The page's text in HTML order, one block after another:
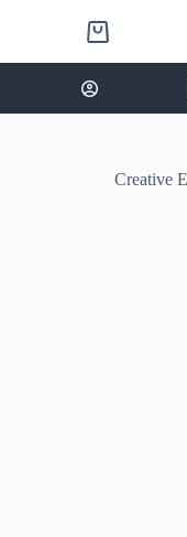
Shopping
cart